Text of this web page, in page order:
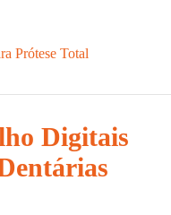
Prótese Total
Digitais